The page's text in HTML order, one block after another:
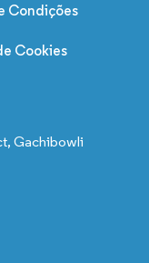
Condições
Cookies
Gachibowli